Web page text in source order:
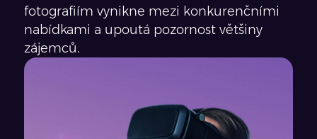
fotografiím vynikne mezi konkurenčními
nabídkami a upoutá pozornost většiny
zájemců.